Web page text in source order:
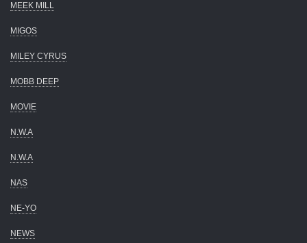
MEEK MILL
MIGOS
MILEY CYRUS
MOBB DEEP
MOVIE
N.W.A
N.W.A
NAS
NE-YO
NEWS